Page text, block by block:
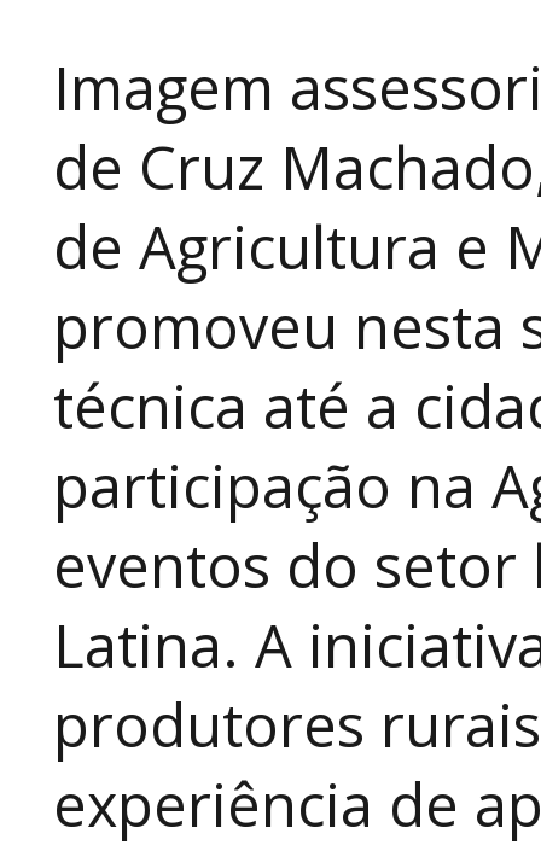
Imagem
de Cruz
de Agricultura e
promoveu nesta
técnica até a
participação na
eventos do
Latina. A
produtores
experiência de